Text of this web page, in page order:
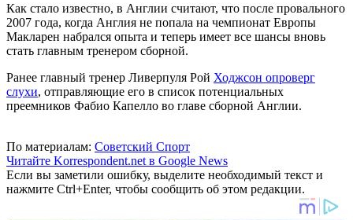
Как стало известно, в Англии считают, что после провального
2007 года, когда Англия не попала на чемпионат Европы
Макларен набрался опыта и теперь имеет все шансы вновь
стать главным тренером сборной.
Ранее главный тренер Ливерпуля Рой Ходжсон опроверг
слухи, отправляющие его в список потенциальных
преемников Фабио Капелло во главе сборной Англии.
По материалам: Советский Спорт
Читайте Korrespondent.net в Google News
Если вы заметили ошибку, выделите необходимый текст и
нажмите Ctrl+Enter, чтобы сообщить об этом редакции.